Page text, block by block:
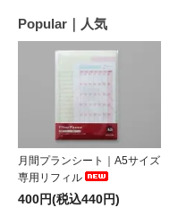
Popular｜人気
月間プランシート｜A5サイズ
専用リフィル
400円(税込440円)